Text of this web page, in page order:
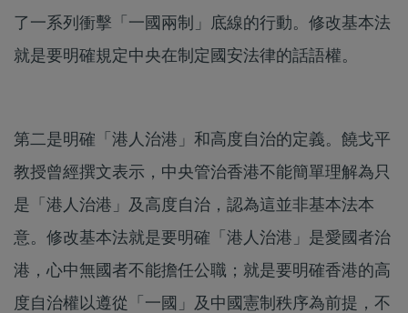
了一系列衝擊「一國兩制」底線的行動。修改基本法
就是要明確規定中央在制定國安法律的話語權。
第二是明確「港人治港」和高度自治的定義。饒戈平
教授曾經撰文表示，中央管治香港不能簡單理解為只
是「港人治港」及高度自治，認為這並非基本法本
意。修改基本法就是要明確「港人治港」是愛國者治
港，心中無國者不能擔任公職；就是要明確香港的高
度自治權以遵從「一國」及中國憲制秩序為前提，不